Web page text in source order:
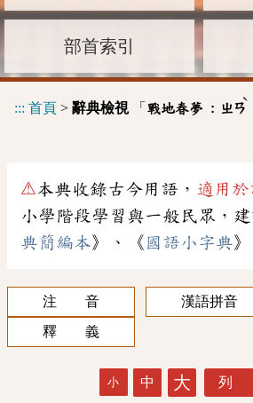
部首索引
::: 首頁 > 辭典檢視「 戰地春夢 : ㄓㄢ
ˋ
⚠本典收錄古今用語， 適用
小學階段學習與一般民眾，
典簡編本》、《 國語小字典》
注 音
漢語拼音
釋 義
小 中 大 列